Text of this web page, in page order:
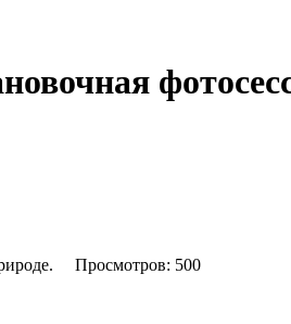
Просмотров: 500